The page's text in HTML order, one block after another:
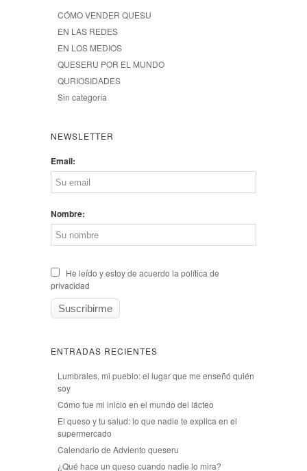
CÓMO VENDER QUESU
EN LAS REDES
EN LOS MEDIOS
QUESERU POR EL MUNDO
QURIOSIDADES
Sin categoría
NEWSLETTER
Email:
Nombre:
He leído y estoy de acuerdo la política de
privacidad
ENTRADAS RECIENTES
Lumbrales, mi pueblo: el lugar que me enseñó quién
soy
Cómo fue mi inicio en el mundo del lácteo
El queso y tu salud: lo que nadie te explica en el
supermercado
Calendario de Adviento queseru
¿Qué hace un queso cuando nadie lo mira?